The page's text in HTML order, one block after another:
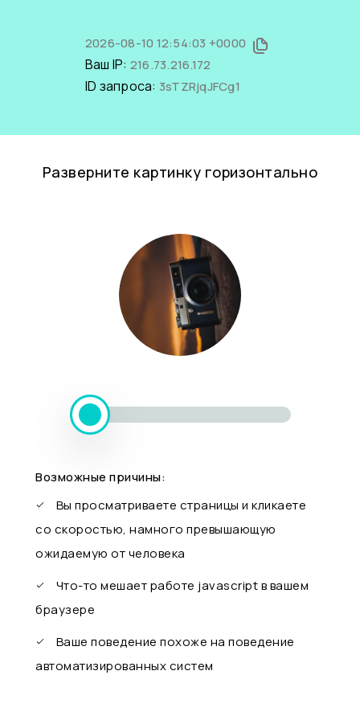
2026-08-10 12:54:03 +0000
Ваш IP: 216.73.216.172
ID запроса: 3sTZRjqJFCg1
Разверните картинку горизонтально
Возможные причины:
Вы просматриваете страницы и кликаете
со скоростью, намного превышающую
ожидаемую от человека
Что-то мешает работе javascript в вашем
браузере
Ваше поведение похоже на поведение
автоматизированных систем